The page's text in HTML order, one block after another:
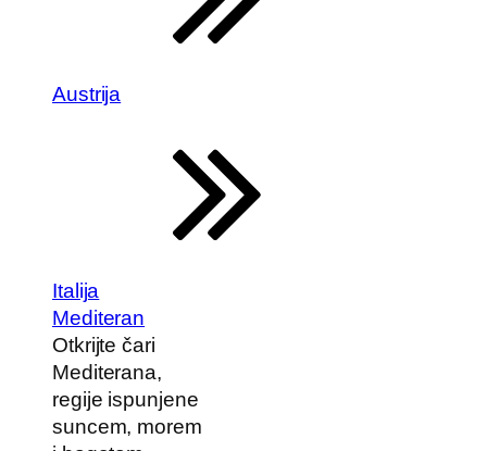
Austrija
Italija
Mediteran
Otkrijte čari
Mediterana,
regije ispunjene
suncem, morem